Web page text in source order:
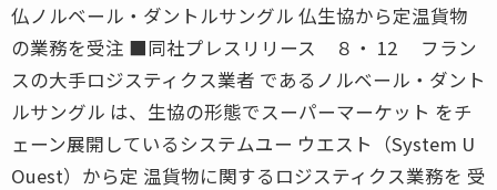
仏ノルベール・ダントルサングル 仏生協から定温貨物
の業務を受注 ■同社プレスリリース ８・ 12 フラン
スの大手ロジスティクス業者 であるノルベール・ダント
ルサングル は、生協の形態でスーパーマーケット をチ
ェーン展開しているシステムユー ウエスト（System U
Ouest）から定 温貨物に関するロジスティクス業務を 受